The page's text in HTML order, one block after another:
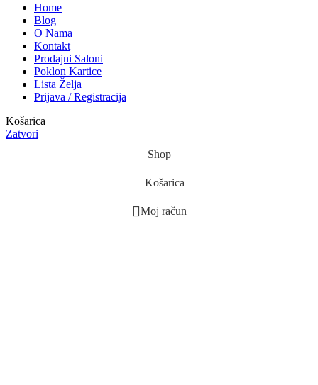
Home
Blog
O Nama
Kontakt
Prodajni Saloni
Poklon Kartice
Lista Želja
Prijava / Registracija
Košarica
Zatvori
Shop
Košarica
Moj račun